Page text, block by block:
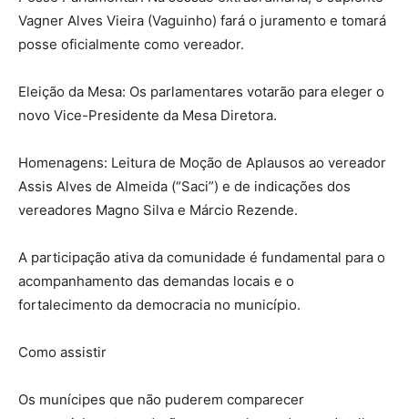
Vagner Alves Vieira (Vaguinho) fará o juramento e tomará
posse oficialmente como vereador.
​Eleição da Mesa: Os parlamentares votarão para eleger o
novo Vice-Presidente da Mesa Diretora.
​Homenagens: Leitura de Moção de Aplausos ao vereador
Assis Alves de Almeida (“Saci”) e de indicações dos
vereadores Magno Silva e Márcio Rezende.
A participação ativa da comunidade é fundamental para o
acompanhamento das demandas locais e o
fortalecimento da democracia no município.
Como assistir
Os munícipes que não puderem comparecer